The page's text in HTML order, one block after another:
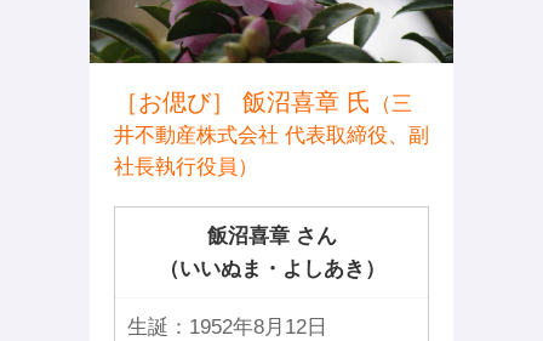
［お偲び］ 飯沼喜章 氏
（三
井不動産株式会社 代表取締役、副
社長執行役員）
飯沼喜章 さん
（いいぬま・よしあき）
生誕： 1952年8月12日